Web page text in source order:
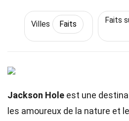
Villes Faits Faits
Jackson Hole est une
les amoureux de la nature et